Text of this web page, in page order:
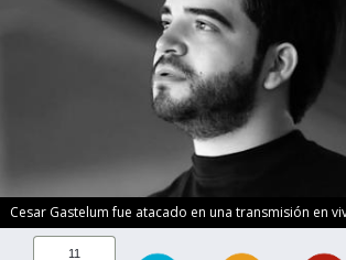
Cesar Gastelum fue atacado en una transmisión en
11